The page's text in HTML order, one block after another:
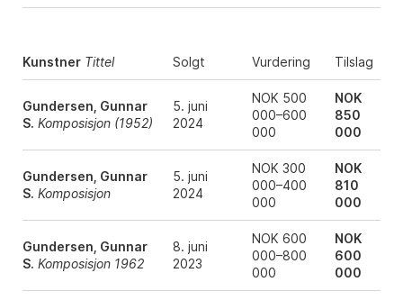
Kunstner Tittel Solgt Vurdering Tilslag
Gundersen, Gunnar
S. Komposisjon (1952)
5. juni
2024
NOK 500
000–600
000
NOK
850
000
Gundersen, Gunnar
S. Komposisjon
5. juni
2024
NOK 300
000–400
000
NOK
810
000
Gundersen, Gunnar
S. Komposisjon 1962
8. juni
2023
NOK 600
000–800
000
NOK
600
000